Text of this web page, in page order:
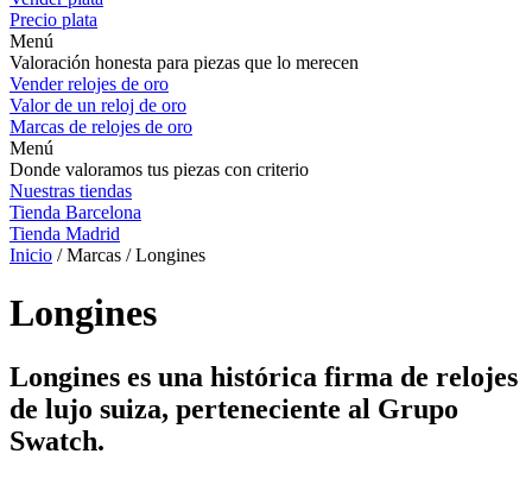
Precio plata
Menú
Valoración honesta para piezas que lo merecen
Vender relojes de oro
Valor de un reloj de oro
Marcas de relojes de oro
Menú
Donde valoramos tus piezas con criterio
Nuestras tiendas
Tienda Barcelona
Tienda Madrid
Inicio / Marcas / Longines
Longines
Longines es una histórica firma de relojes
de lujo suiza, perteneciente al Grupo
Swatch.